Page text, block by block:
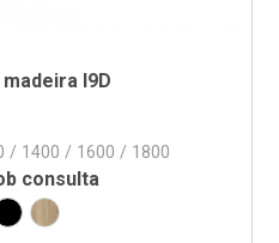
I9D
/ 1400 / 1600 / 1800
consulta
Branco com Frente
Laminado Branco com Frente
Laminado Branco com